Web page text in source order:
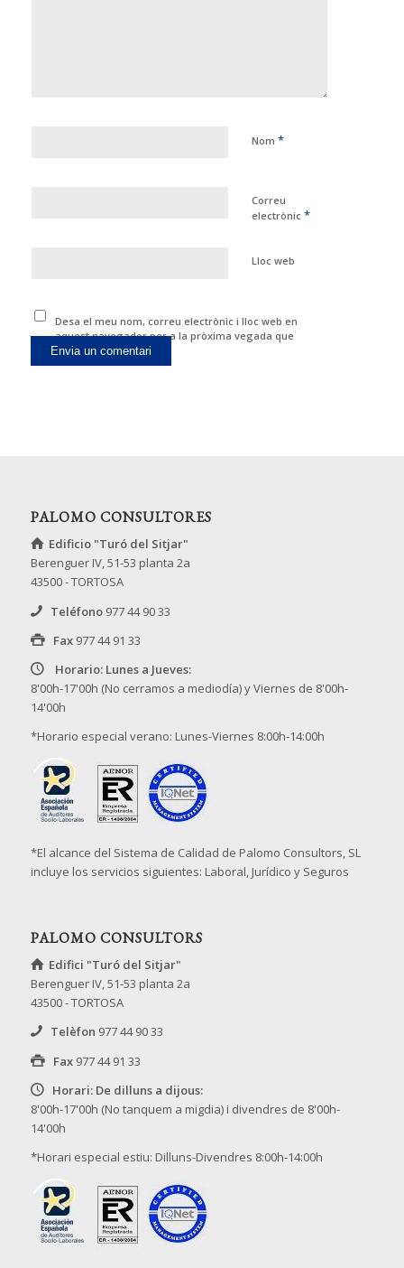
Nom *
Correu
electrònic *
Lloc web
Desa el meu nom, correu electrònic i lloc web en
aquest navegador per a la pròxima vegada que
comenti.
PALOMO CONSULTORES
Edificio "Turó del Sitjar"
Berenguer IV, 51-53 planta 2a
43500 - TORTOSA
Teléfono 977 44 90 33
Fax 977 44 91 33
Horario: Lunes a Jueves:
8'00h-17'00h (No cerramos a mediodía) y Viernes de 8'00h-
14'00h
*Horario especial verano: Lunes-Viernes 8:00h-14:00h
*El alcance del Sistema de Calidad de Palomo Consultors, SL
incluye los servicios siguientes: Laboral, Jurídico y Seguros
PALOMO CONSULTORS
Edifici "Turó del Sitjar"
Berenguer IV, 51-53 planta 2a
43500 - TORTOSA
Telèfon 977 44 90 33
Fax 977 44 91 33
Horari: De dilluns a dijous:
8'00h-17'00h (No tanquem a migdia) i divendres de 8'00h-
14'00h
*Horari especial estiu: Dilluns-Divendres 8:00h-14:00h